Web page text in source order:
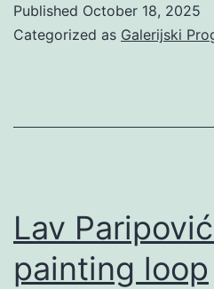
Published October 18, 2025
Categorized as Galerijski
Lav
painting loop